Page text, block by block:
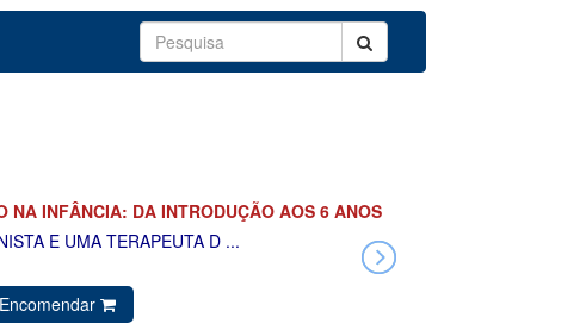
NA INFÂNCIA: DA INTRODUÇÃO AOS 6 ANOS
E UMA TERAPEUTA D ...
Encomendar